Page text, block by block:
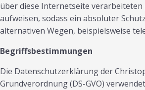
über diese Internetseite
aufweisen, sodass ein absoluter
alternativen Wegen, beispielsweise
Begriffsbestimmungen
Die Datenschutzerklärung der
Grundverordnung (DS-GVO)